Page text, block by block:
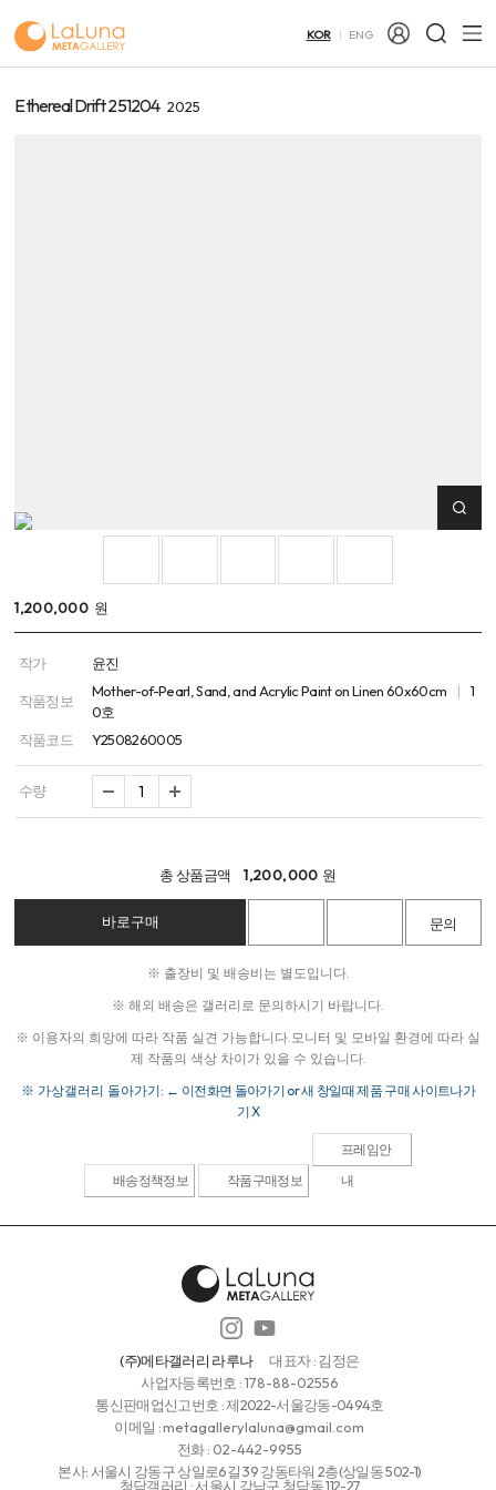
KOR ENG
Ethereal Drift 251204 2025
1,200,000 원
작가 윤진
작품정보
Mother-of-Pearl, Sand, and Acrylic Paint on Linen 60x60cm
1
0호
작품코드
Y2508260005
수량
총 상품금액 1,200,000 원
※ 출장비 및 배송비는 별도입니다.
※ 해외 배송은 갤러리로 문의하시기 바랍니다.
※ 이용자의 희망에 따라 작품 실견 가능합니다. 모니터 및 모바일 환경에 따라 실
제 작품의 색상 차이가 있을 수 있습니다.
※ 가상갤러리 돌아가기: ← 이전화면 돌아가기 or 새 창일때 제품 구매 사이트나가
기 X
배송정책정보 작품구매정보
프레임안
내
(주)메타갤러리 라루나
대표자 : 김정은
사업자등록번호 :178-88-02556
통신판매업신고번호 : 제2022-서울강동-0494호
이메일 :metagallerylaluna@gmail.com
전화 : 02-442-9955
본사: 서울시 강동구 상일로6길 39 강동타워 2층(상일동 502-1)
청담갤러리 : 서울시 강남구 청담동 112-27